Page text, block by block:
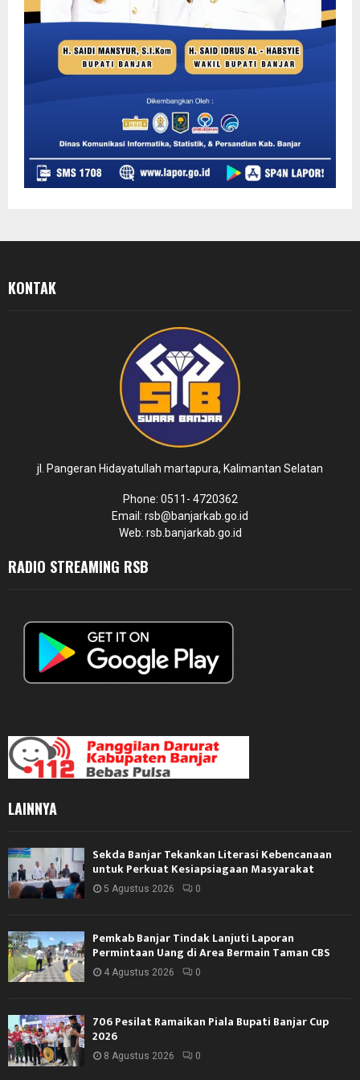
KONTAK
jl. Pangeran Hidayatullah martapura, Kalimantan Selatan
Phone: 0511- 4720362
Email: rsb@banjarkab.go.id
Web: rsb.banjarkab.go.id
RADIO STREAMING RSB
LAINNYA
Sekda Banjar Tekankan Literasi Kebencanaan
untuk Perkuat Kesiapsiagaan Masyarakat
5 Agustus 2026 0
Pemkab Banjar Tindak Lanjuti Laporan
Permintaan Uang di Area Bermain Taman CBS
4 Agustus 2026 0
706 Pesilat Ramaikan Piala Bupati Banjar Cup
2026
8 Agustus 2026 0